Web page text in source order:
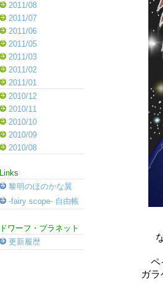
2011/08
2011/07
2011/06
2011/05
2011/03
2011/02
2011/01
2010/12
2010/11
2010/10
2010/09
2010/08
Links
黎明のほのかな翼
-fairy scope- 自由帳
ドワーフ・プラネット
更新履歴
ペ
ガ